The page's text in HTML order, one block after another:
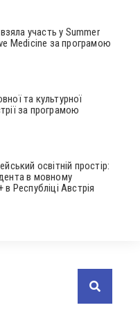
участь у Summer
Medicine за програмою
та культурної
за програмою
освітній простір:
в мовному
в Республіці Австрія